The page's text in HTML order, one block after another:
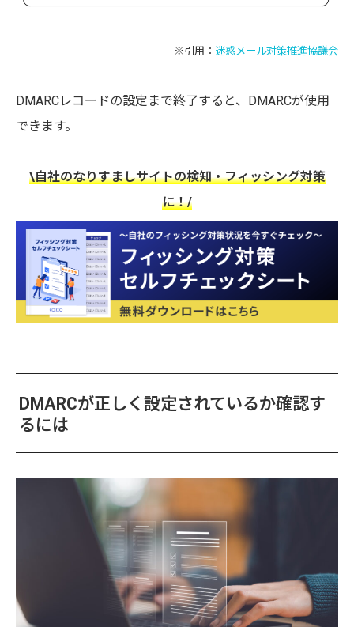
※引用： 迷惑メール対策推進協議会
DMARCレコードの設定まで終了すると、DMARCが使用
できます。
\自社のなりすましサイトの検知・フィッシング対策
に！/
DMARCが正しく設定されているか確認す
るには